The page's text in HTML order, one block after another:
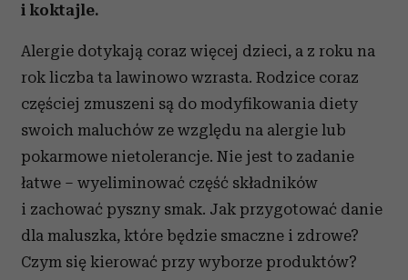
i koktajle.
Alergie dotykają coraz więcej dzieci, a z roku na
rok liczba ta lawinowo wzrasta. Rodzice coraz
częściej zmuszeni są do modyfikowania diety
swoich maluchów ze względu na alergie lub
pokarmowe nietolerancje. Nie jest to zadanie
łatwe – wyeliminować część składników
i zachować pyszny smak. Jak przygotować danie
dla maluszka, które będzie smaczne i zdrowe?
Czym się kierować przy wyborze produktów?